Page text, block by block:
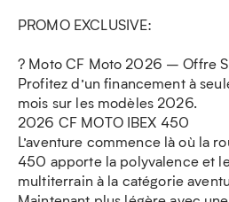
PROMO EXCLUSIVE:
? Moto CF Moto 2026 – Offre
Profitez d’un financement à
mois sur les modèles 2026.
2026 CF MOTO IBEX 450
L’aventure commence là où la
450 apporte la polyvalence et
multiterrain à la catégorie